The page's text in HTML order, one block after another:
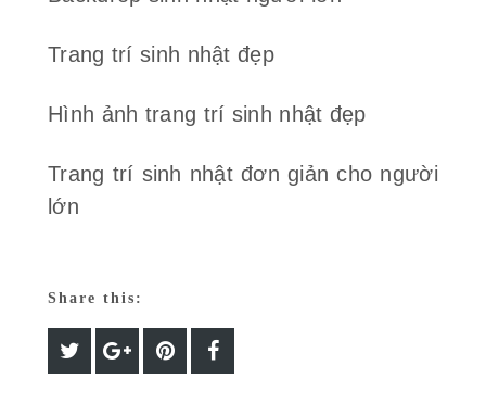
Trang trí sinh nhật đẹp
Hình ảnh trang trí sinh nhật đẹp
Trang trí sinh nhật đơn giản cho người
lớn
Share this: